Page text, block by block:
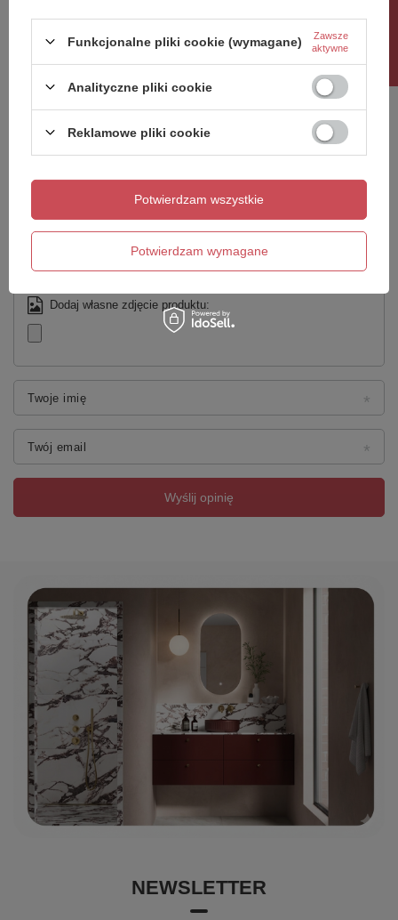
Napisz swoją opinię
Dodaj własne zdjęcie produktu:
Twoje imię
Twój email
Wyślij opinię
NEWSLETTER
Funkcjonalne pliki cookie (wymagane)
Zawsze
aktywne
Analityczne pliki cookie
Reklamowe pliki cookie
Potwierdzam wymagane
Potwierdzam wszystkie